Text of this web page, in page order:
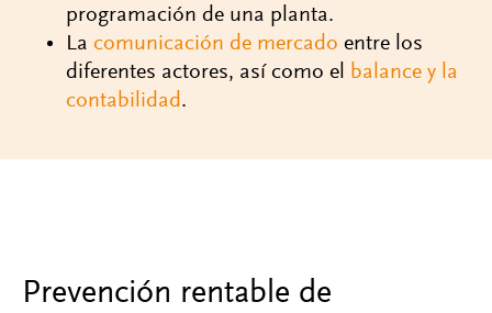
programación de una planta.
La comunicación de mercado entre los
diferentes actores, así como el balance y la
contabilidad.
Prevención rentable de